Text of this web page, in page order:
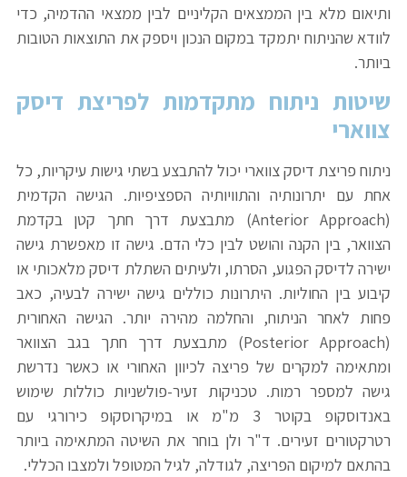
ותיאום מלא בין הממצאים הקליניים לבין ממצאי ההדמיה, כדי
לוודא שהניתוח יתמקד במקום הנכון ויספק את התוצאות הטובות
ביותר.
שיטות ניתוח מתקדמות לפריצת דיסק
צווארי
ניתוח פריצת דיסק צווארי יכול להתבצע בשתי גישות עיקריות, כל
אחת עם יתרונותיה והתוויותיה הספציפיות. הגישה הקדמית
(anterior Approach) מתבצעת דרך חתך קטן בקדמת
הצוואר, בין הקנה והושט לבין כלי הדם. גישה זו מאפשרת גישה
ישירה לדיסק הפגוע, הסרתו, ולעיתים השתלת דיסק מלאכותי או
קיבוע בין החוליות. היתרונות כוללים גישה ישירה לבעיה, כאב
פחות לאחר הניתוח, והחלמה מהירה יותר. הגישה האחורית
(posterior Approach) מתבצעת דרך חתך בגב הצוואר
ומתאימה למקרים של פריצה לכיוון האחורי או כאשר נדרשת
גישה למספר רמות. טכניקות זעיר-פולשניות כוללות שימוש
באנדוסקופ בקוטר 3 מ"מ או במיקרוסקופ כירורגי עם
רטרקטורים זעירים. ד"ר ולן בוחר את השיטה המתאימה ביותר
בהתאם למיקום הפריצה, לגודלה, לגיל המטופל ולמצבו הכללי.